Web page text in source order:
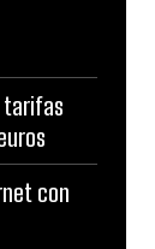
tarifas
con